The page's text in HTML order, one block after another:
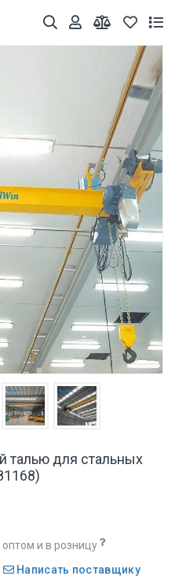
талью для стальных
оптом и в розницу
Написать поставщику